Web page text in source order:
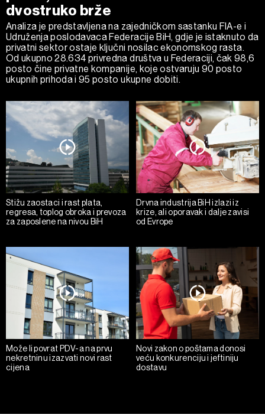
dvostruko brže
Analiza je predstavljena na zajedničkom sastanku FIA-e i
Udruženja poslodavaca Federacije BiH, gdje je istaknuto da
privatni sektor ostaje ključni nosilac ekonomskog rasta.
Od ukupno 28.634 privredna društva u Federaciji, čak 98,6
posto čine privatne kompanije, koje ostvaruju 90 posto
ukupnih prihoda i 95 posto ukupne dobiti.
Stižu zaostaci i rast plata,
regresa, toplog obroka i prevoza
za zaposlene na nivou BiH
Drvna industrija BiH izlazi iz
krize, ali oporavak i dalje zavisi
od Evrope
Može li povrat PDV-a na prvu
nekretninu izazvati novi rast
cijena
Novi zakon o poštama donosi
veću konkurenciju i jeftiniju
dostavu